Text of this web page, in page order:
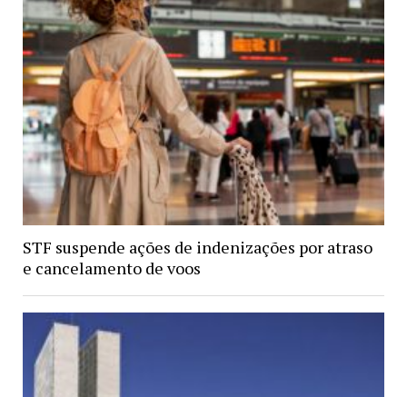
STF suspende ações de indenizações por atraso
e cancelamento de voos